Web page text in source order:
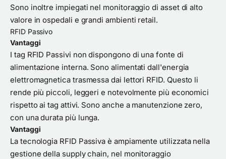
Sono inoltre impiegati nel monitoraggio di asset di alto
valore in ospedali e grandi ambienti retail.
RFID Passivo
Vantaggi
I tag RFID Passivi non dispongono di una fonte di
alimentazione interna. Sono alimentati dall'energia
elettromagnetica trasmessa dai lettori RFID. Questo li
rende più piccoli, leggeri e notevolmente più economici
rispetto ai tag attivi. Sono anche a manutenzione zero,
con una durata più lunga.
Vantaggi
La tecnologia RFID Passiva è ampiamente utilizzata nella
gestione della supply chain, nel monitoraggio